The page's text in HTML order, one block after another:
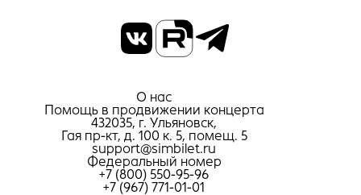
О нас
Помощь в продвижении концерта
432035, г. Ульяновск,
Гая пр-кт, д. 100 к. 5, помещ. 5
support@simbilet.ru
Федеральный номер
+7 (800) 550-95-96
+7 (967) 771-01-01